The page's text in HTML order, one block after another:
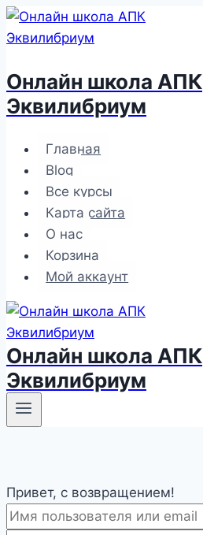
Перейти
к
Онлайн школа АПК
Эквилибриум
Главная
Blog
Все курсы
Карта сайта
О нас
Корзина
Мой аккаунт
Онлайн школа АПК
Эквилибриум
Привет, с возвращением!